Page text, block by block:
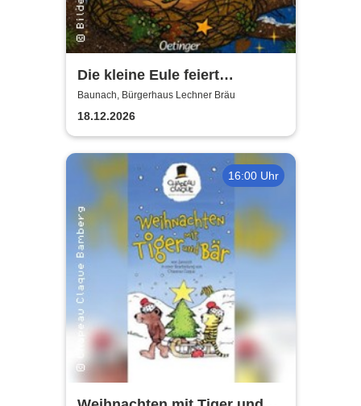
Die kleine Eule feiert
Weihnachten - Puppentheater
Baunach, Bürgerhaus Lechner Bräu
18.12.2026
16:00 Uhr